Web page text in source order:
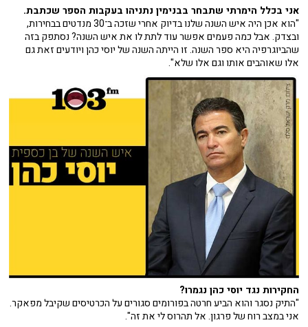
אני בכלל הימרתי שתבחר בבנימין נתניהו בעקבות הספר שכתבת.
"הוא אכן היה איש השנה שלנו בדיוק אחרי שזכה ב־30 מנדטים בבחירות,
ובצדק. אבל כמה פעמים אפשר עוד לתת לו את איש השנה? נסתפק בזה
שהביוגרפיה היא ספר השנה. זו הייתה השנה של יוסי כהן ויודעים זאת גם
אלו שאוהבים אותו וגם אלו שלא".
החקירות נגד יוסי כהן נגמרו?
"התיק נסגר והוא הביע חרטה בפורומים סגורים על הכרטיסים שקיבל מפאקר.
אני במצב רוח של פרגון. אל תהרוס לי את זה".